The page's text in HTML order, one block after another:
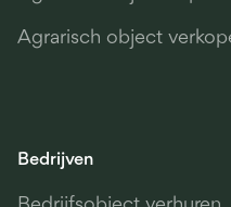
Agrarisch object
Bedrijven